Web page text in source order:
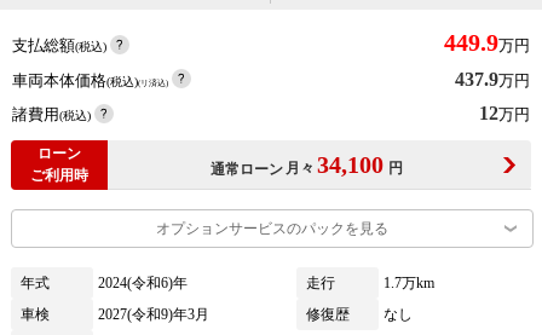
支払総額(税込) 449.9万円
車両本体価格(税込)(リ済込) 437.9万円
諸費用(税込) 12万円
ローン
ご利用時
通常ローン 月々 34,100 円
オプションサービスのパックを見る
年式 2024(令和6)年 走行
1.7万km
車検
2027(令和9)年3月 修復歴
なし